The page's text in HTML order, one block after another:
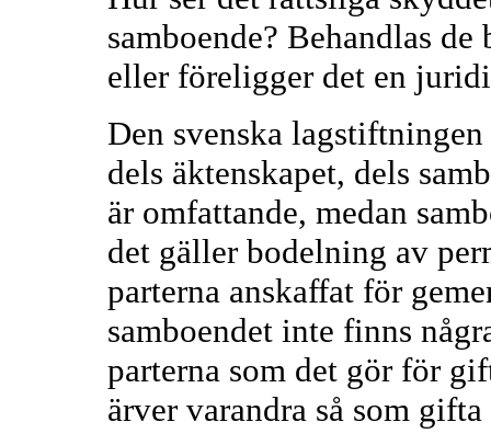
samboende? Behandlas
eller föreligger det en
Den svenska
dels äktenskapet, dels
är omfattande, medan
det gäller bodelning av
parterna anskaffat för
samboendet inte finns
parterna som det gör för
ärver varandra så som gifta